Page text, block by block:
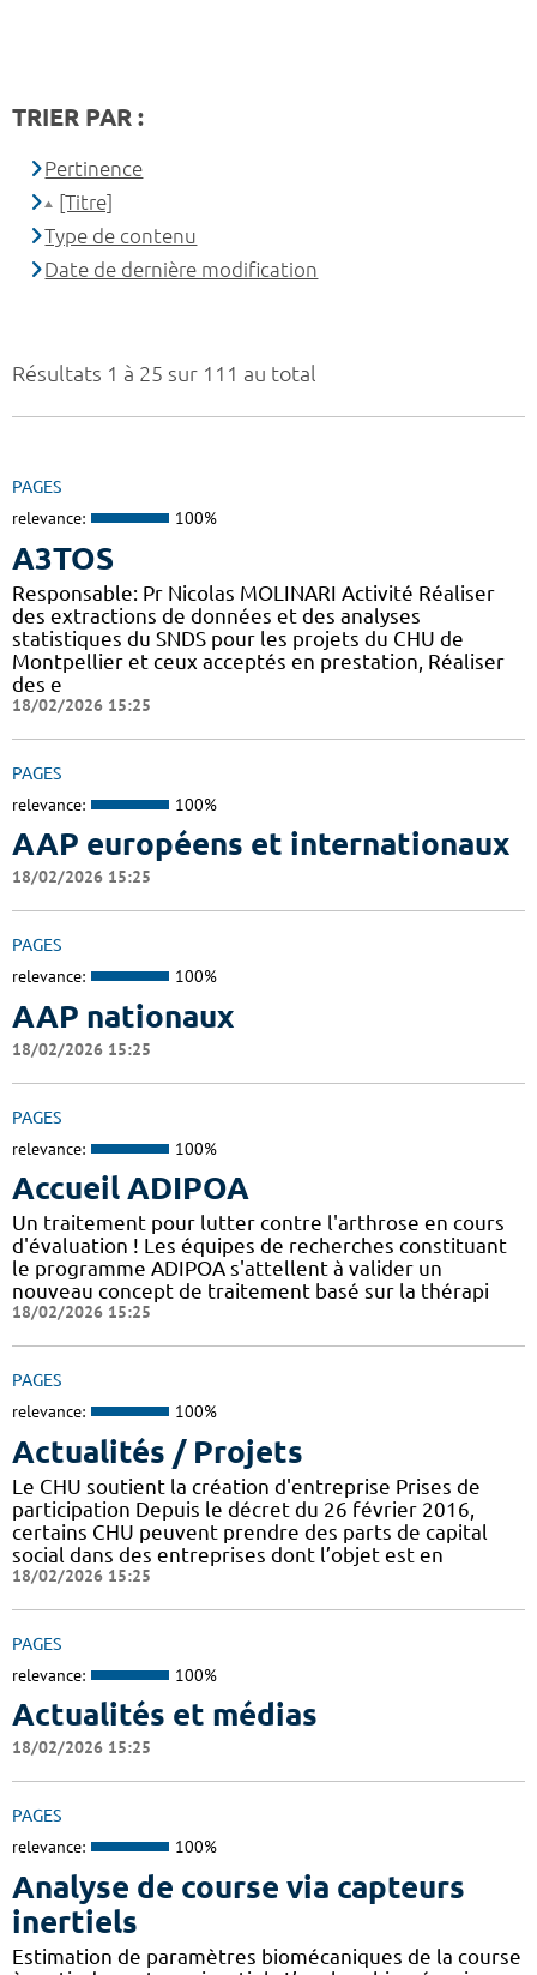
Résultats 1 à 25 sur 111 au total
PAGES
relevance: 100%
A3TOS
Responsable: Pr Nicolas MOLINARI Activité Réaliser
des extractions de données et des analyses
statistiques du SNDS pour les projets du CHU de
Montpellier et ceux acceptés en prestation, Réaliser
des e
18/02/2026 15:25
PAGES
relevance: 100%
AAP européens et internationaux
18/02/2026 15:25
PAGES
relevance: 100%
AAP nationaux
18/02/2026 15:25
PAGES
relevance: 100%
Accueil ADIPOA
Un traitement pour lutter contre l'arthrose en cours
d'évaluation ! Les équipes de recherches constituant
le programme ADIPOA s'attellent à valider un
nouveau concept de traitement basé sur la thérapi
18/02/2026 15:25
PAGES
relevance: 100%
Actualités / Projets
Le CHU soutient la création d'entreprise Prises de
participation Depuis le décret du 26 février 2016,
certains CHU peuvent prendre des parts de capital
social dans des entreprises dont l’objet est en
18/02/2026 15:25
PAGES
relevance: 100%
Actualités et médias
18/02/2026 15:25
PAGES
relevance: 100%
Analyse de course via capteurs
inertiels
Estimation de paramètres biomécaniques de la course
TRIER PAR :
Pertinence
[Titre]
Type de contenu
Date de dernière modification